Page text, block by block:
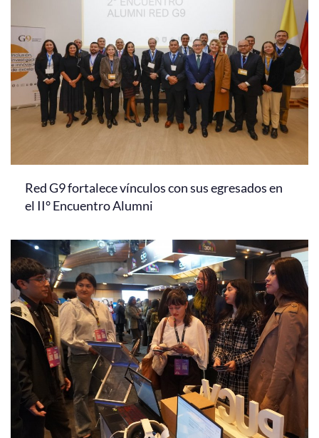
Red G9 fortalece vínculos con sus egresados en
el II° Encuentro Alumni